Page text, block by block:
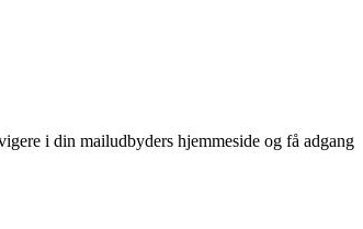
i din mailudbyders hjemmeside og få adgang